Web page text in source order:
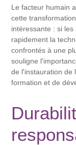
Le facteur humain
cette
intéressante : si
rapidement la
confrontés à une
souligne
de l'instauration de
formation et de